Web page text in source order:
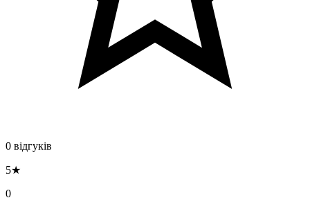
0 відгуків
5★
0